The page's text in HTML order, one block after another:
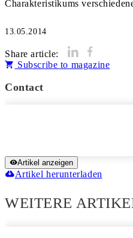
13.05.2014
Share article:
Subscribe to magazine
Contact
Artikel anzeigen
Artikel herunterladen
WEITERE